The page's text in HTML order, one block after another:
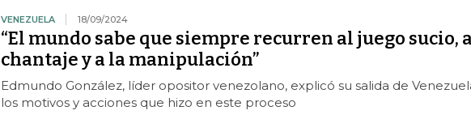
VENEZUELA 18/09/2024
“El mundo sabe que siempre recurren al juego sucio,
chantaje y a la manipulación”
Edmundo González, líder opositor venezolano, explicó su salida de
los motivos y acciones que hizo en este proceso